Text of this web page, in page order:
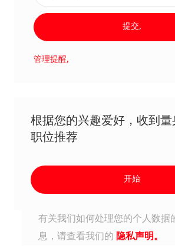
提交,
管理提醒,
根据您的兴趣爱好，收到量
职位推荐
开始
有关我们如何处理您的个人数据
息，请查看我们的 隐私声明。